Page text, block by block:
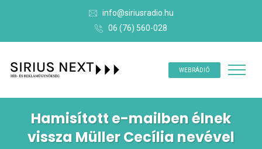
info@siriusradio.hu
06 (76) 560-028
WEBRÁDIÓ
Hamisított e-mailben élnek
vissza Müller Cecília nevével